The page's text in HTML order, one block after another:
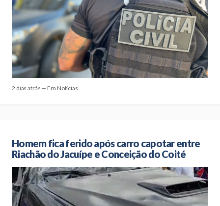
2 dias atrás — Em Notícias
Homem fica ferido após carro capotar entre
Riachão do Jacuípe e Conceição do Coité